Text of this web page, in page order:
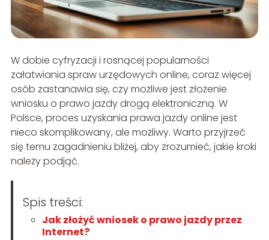
W dobie cyfryzacji i rosnącej popularności
załatwiania spraw urzędowych online, coraz więcej
osób zastanawia się, czy możliwe jest złożenie
wniosku o prawo jazdy drogą elektroniczną. W
Polsce, proces uzyskania prawa jazdy online jest
nieco skomplikowany, ale możliwy. Warto przyjrzeć
się temu zagadnieniu bliżej, aby zrozumieć, jakie kroki
należy podjąć.
Spis treści:
Jak złożyć wniosek o prawo jazdy przez
Internet?